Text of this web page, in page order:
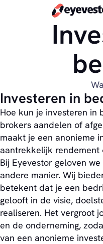
Investeren in
Hoe kun je investeren in
brokers aandelen of
maakt je een anonieme
aantrekkelijk rendement
Bij Eyevestor geloven
andere manier. Wij
betekent dat je een
gelooft in de visie,
realiseren. Het vergroot
en de onderneming,
van een anonieme